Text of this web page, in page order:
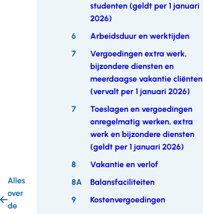
Alles
over
de
studenten (geldt per 1 januari
2026)
6
Arbeidsduur en werktijden
7
Vergoedingen extra werk,
bijzondere diensten en
meerdaagse vakantie cliënten
(vervalt per 1 januari 2026)
7
Toeslagen en vergoedingen
onregelmatig werken, extra
werk en bijzondere diensten
(geldt per 1 januari 2026)
8
Vakantie en verlof
8A
Balansfaciliteiten
9
Kostenvergoedingen